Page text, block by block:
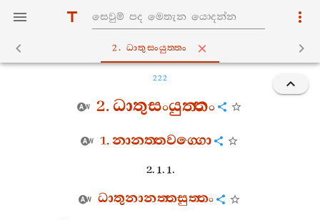
2. ධාතුසංයුත‍්තං
222
2.ධාතුසංයුත‍්තං
1.නානත‍්තවග‍්ගො
2. 1. 1.
ධාතුනානත‍්තසුත‍්තං